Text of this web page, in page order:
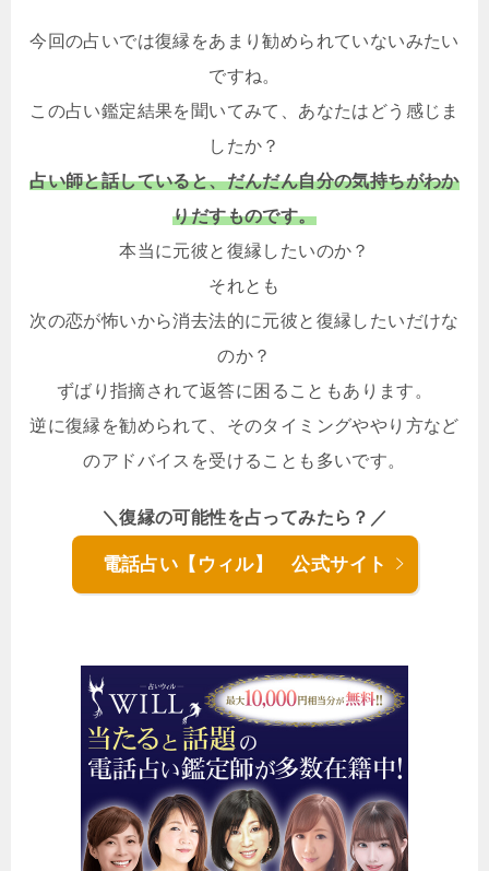
今回の占いでは復縁をあまり勧められていないみたい
ですね。
この占い鑑定結果を聞いてみて、あなたはどう感じま
したか？
占い師と話していると、だんだん自分の気持ちがわか
りだすものです。
本当に元彼と復縁したいのか？
それとも
次の恋が怖いから消去法的に元彼と復縁したいだけな
のか？
ずばり指摘されて返答に困ることもあります。
逆に復縁を勧められて、そのタイミングややり方など
のアドバイスを受けることも多いです。
＼復縁の可能性を占ってみたら？／
電話占い【ウィル】 公式サイト